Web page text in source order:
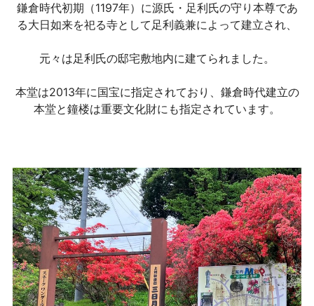
鎌倉時代初期（1197年）に源氏・足利氏の守り本尊であ
る大日如来を祀る寺として足利義兼によって建立され、
元々は足利氏の邸宅敷地内に建てられました。
本堂は2013年に国宝に指定されており、鎌倉時代建立の
本堂と鐘楼は重要文化財にも指定されています。